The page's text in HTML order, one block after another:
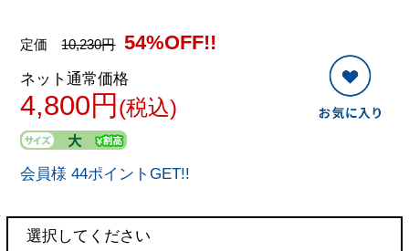
定価10,230円 54%OFF!!
ネット通常価格
4,800円 (税込)
会員様 44ポイントGET!!